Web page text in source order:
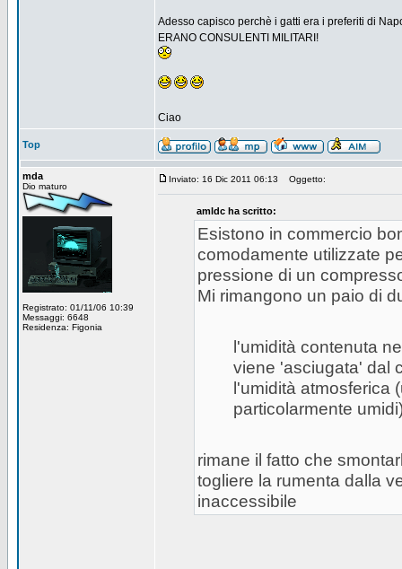
Adesso capisco perchè i gatti era i preferiti di
ERANO CONSULENTI MILITARI!
Ciao
Top
mda
Dio maturo
Registrato: 01/11/06 10:39
Messaggi: 6648
Residenza: Figonia
Inviato: 16 Dic 2011 06:13 Oggetto:
amldc ha scritto:
Esistono in commercio
comodamente utilizzate
pressione di un
Mi rimangono un paio di
l'umidità contenuta
viene 'asciugata' dal
l'umidità atmosferica
particolarmente
rimane il fatto che
togliere la rumenta dalla
inaccessibile